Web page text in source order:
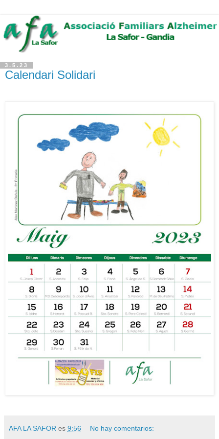
3.5.23
Calendari Solidari
AFA LA SAFOR es 9:56 No hay comentarios: